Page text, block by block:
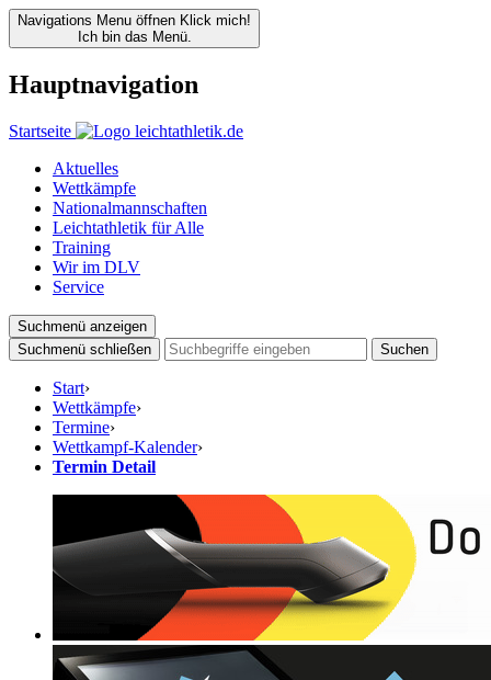
Navigations Menu öffnen Klick mich!
Ich bin das Menü.
Hauptnavigation
Startseite
Aktuelles
Wettkämpfe
Nationalmannschaften
Leichtathletik für Alle
Training
Wir im DLV
Service
Suchmenü anzeigen
Suchmenü schließen
Suchen
Start›
Wettkämpfe›
Termine›
Wettkampf-Kalender›
Termin Detail